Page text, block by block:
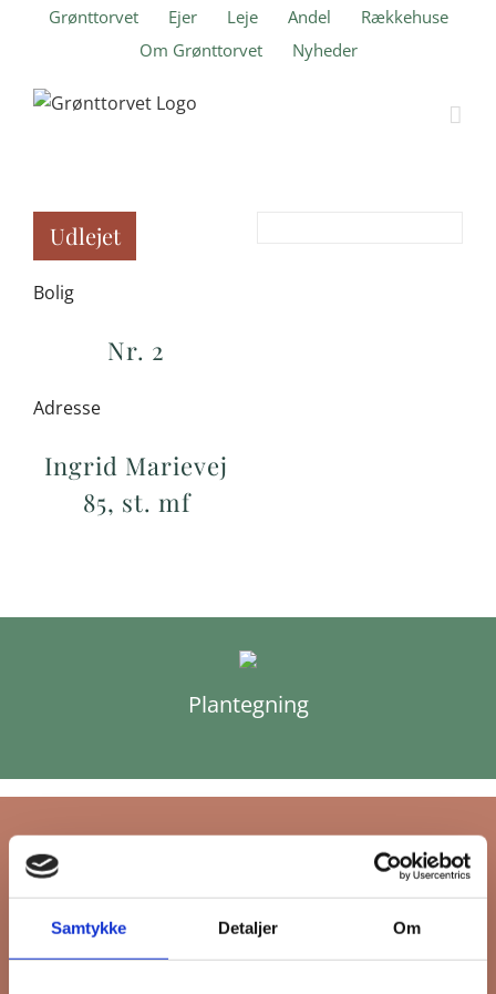
Samtykke Detaljer Om
Grønttorvet Ejer Leje Andel
Rækkehuse
Om Grønttorvet
Nyheder
Udlejet
Bolig
Nr. 2
Adresse
Ingrid Marievej
85, st. mf
Plantegning
Tilmeld dig FB